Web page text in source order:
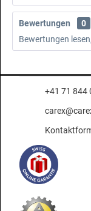
Bewertungen
0
Bewertungen
+41 71 844